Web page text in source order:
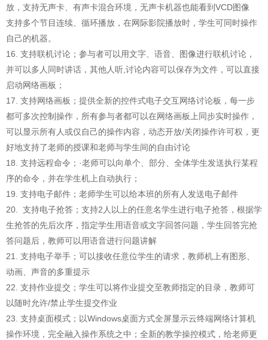
放，支持无声卡、有声卡混合环境，无声卡机器也能看到VCD图像
支持多个节目连续、循环播放，在网际影院播放时，学生可同时操作
自己的机器。
16. 支持联机讨论；参与者可以用文字、语音、图像进行联机讨论，
并可以多人同时讲话，其他人听,讨论内容可以保存为文件，可以直接
启动网络画板；
17. 支持网络画板；提供全新的控件式电子交互网络讨论板，每一步
都可多次控制操作，所有参与者都可以在网络画板上同步实时操作，
可以显示所有人或仅自己的操作内容，动态开放/关闭操作许可权，更
好地支持了老师的授课和老师与学生间的自由讨论
18. 支持远程命令；·老师可以向单个、部分、全体学生发送执行某程
序的命令，并在学生机上自动执行；
19. 支持电子邮件；老师学生可以给本班的所有人发送电子邮件
20. 支持电子抢答；支持2人以上的任意名学生进行电子抢答，根据学
生抢答的先后次序，指定学生用语音或文字回答问题，学生回答完抢
答问题后，教师可以用语音进行问题讲解
21. 支持电子举手；可以接收任意位学生的请求，教师机上有图形、
动画、声音的多重提示
22. 支持作业提交；学生可以将作业提交至教师指定的目录，教师可
以随时允许/禁止学生提交作业
23. 支持桌面模式；以Windows桌面方式全屏显示云终端网络计算机
操作环境，完全融入操作系统之中；全新的教学操控模式，给老师更